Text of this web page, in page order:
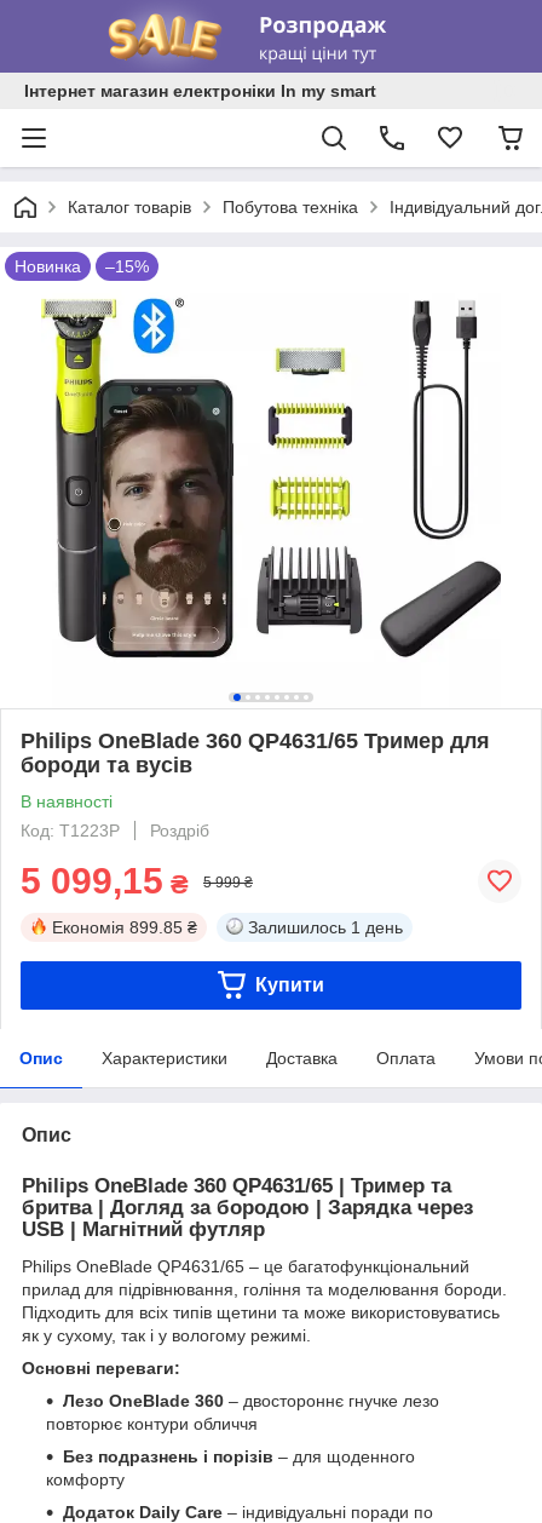
Інтернет магазин електроніки In my smart
Каталог товарів Побутова техніка Індивідуальний
Новинка –15%
Philips OneBlade 360 QP4631/65 Тример для
бороди та вусів
В наявності
Код: T1223P
Роздріб
5 099,15 ₴ 5 999 ₴
Економія 899.85 ₴ Залишилось 1 день
Купити
Опис Характеристики Доставка Оплата Умови
Опис
Philips OneBlade 360 QP4631/65 | Тример та
бритва | Догляд за бородою | Зарядка через
USB | Магнітний футляр
Philips OneBlade QP4631/65 – це багатофункціональний
прилад для підрівнювання, гоління та моделювання бороди.
Підходить для всіх типів щетини та може використовуватись
як у сухому, так і у вологому режимі.
Основні переваги:
Лезо OneBlade 360 – двостороннє гнучке лезо
повторює контури обличчя
Без подразнень і порізів – для щоденного
комфорту
Додаток Daily Care – індивідуальні поради по